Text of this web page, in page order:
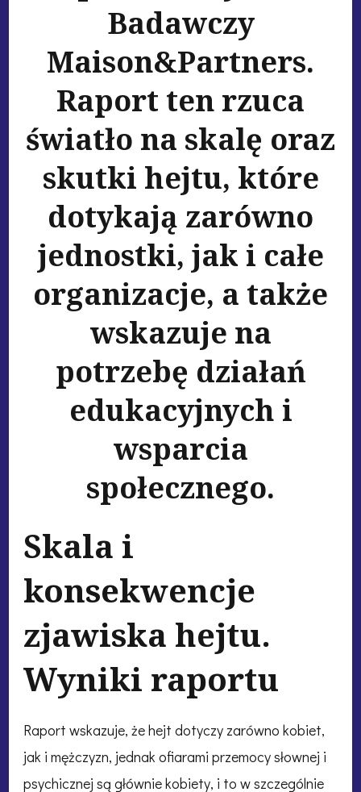
Badawczy
Maison&Partners.
Raport ten rzuca
światło na skalę oraz
skutki hejtu, które
dotykają zarówno
jednostki, jak i całe
organizacje, a także
wskazuje na
potrzebę działań
edukacyjnych i
wsparcia
społecznego.
Skala i
konsekwencje
zjawiska hejtu.
Wyniki raportu
Raport wskazuje, że hejt dotyczy zarówno kobiet,
jak i mężczyzn, jednak ofiarami przemocy słownej i
psychicznej są głównie kobiety, i to w szczególnie